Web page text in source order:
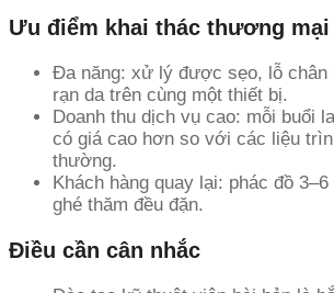
Ưu điểm khai thác thương mại
Đa năng: xử lý được sẹo, lỗ chân
rạn da trên cùng một thiết bị.
Doanh thu dịch vụ cao: mỗi buổi
có giá cao hơn so với các liệu
thường.
Khách hàng quay lại: phác đồ
ghé thăm đều đặn.
Điều cần cân nhắc